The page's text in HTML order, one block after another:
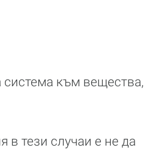
система към вещества,
в тези случаи е не да